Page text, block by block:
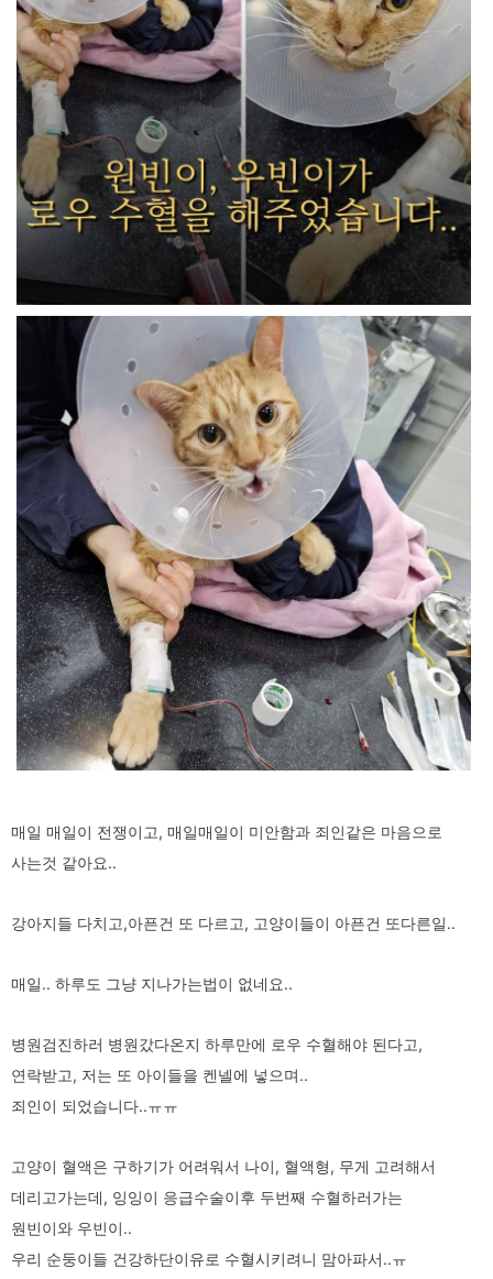
매일 매일이 전쟁이고, 매일매일이 미안함과 죄인같은 마음으로
사는것 같아요..
강아지들 다치고,아픈건 또 다르고, 고양이들이 아픈건 또다른일..
매일.. 하루도 그냥 지나가는법이 없네요..
병원검진하러 병원갔다온지 하루만에 로우 수혈해야 된다고,
연락받고, 저는 또 아이들을 켄넬에 넣으며..
죄인이 되었습니다..ㅠㅠ
고양이 혈액은 구하기가 어려워서 나이, 혈액형, 무게 고려해서
데리고가는데, 잉잉이 응급수술이후 두번째 수혈하러가는
원빈이와 우빈이..
우리 순둥이들 건강하단이유로 수혈시키려니 맘아파서..ㅠ